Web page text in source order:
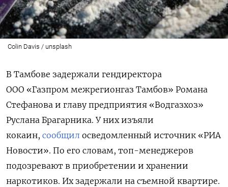
Colin Davis / unsplash
В Тамбове задержали гендиректора
ООО «Газпром межрегионгаз Тамбов» Романа
Стефанова и главу предприятия «Водгазхоз»
Руслана Брагарника. У них изъяли
кокаин, сообщил осведомленный источник «РИА
Новости». По его словам, топ-менеджеров
подозревают в приобретении и хранении
наркотиков. Их задержали на съемной квартире.